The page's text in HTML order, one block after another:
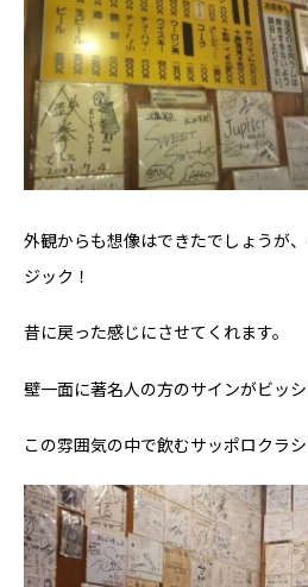
外観からも想像はできたでしょうが
ジック！
昔に戻った感じにさせてくれます。
壁一面に著名人の方のサインがビッシ
この雰囲気の中で飲むサッポロクラ